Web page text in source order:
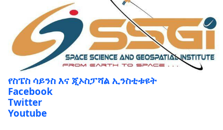
የስፔስ ሳይንስ እና ጂኦስፓሻል ኢንስቲቱዩት
Facebook
Twitter
Youtube